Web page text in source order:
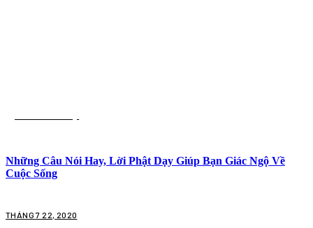
Những Câu Nói Hay, Lời Phật Dạy Giúp Bạn Giác Ngộ Về
Cuộc Sống
THÁNG 7 22, 2020